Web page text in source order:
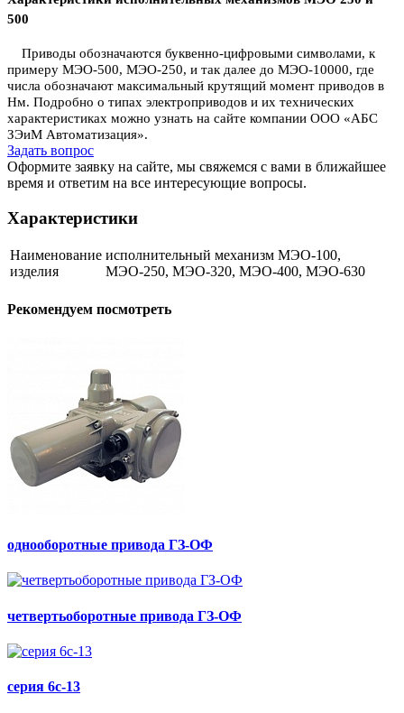
500
Приводы обозначаются буквенно-цифровыми символами, к
примеру МЭО-500, МЭО-250, и так далее до МЭО-10000, где
числа обозначают максимальный крутящий момент приводов в
Нм. Подробно о типах электроприводов и их технических
характеристиках можно узнать на сайте компании ООО «АБС
ЗЭиМ Автоматизация».
Задать вопрос
Оформите заявку на сайте, мы свяжемся с вами в ближайшее
время и ответим на все интересующие вопросы.
Характеристики
Наименование
изделия
исполнительный механизм МЭО-100,
МЭО-250, МЭО-320, МЭО-400, МЭО-630
Рекомендуем посмотреть
однооборотные привода ГЗ-ОФ
четвертьоборотные привода ГЗ-ОФ
серия 6с-13